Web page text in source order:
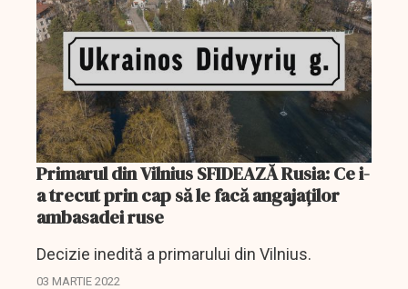
Primarul din Vilnius SFIDEAZĂ Rusia: Ce i-
a trecut prin cap să le facă angajaţilor
ambasadei ruse
Decizie inedită a primarului din Vilnius.
03 MARTIE 2022